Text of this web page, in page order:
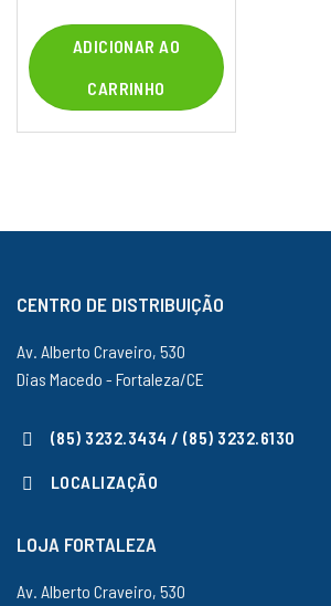
ADICIONAR AO
CARRINHO
CENTRO DE DISTRIBUIÇÃO
Av. Alberto Craveiro, 530
Dias Macedo - Fortaleza/CE
(85) 3232.3434 / (85) 3232.6130
LOCALIZAÇÃO
LOJA FORTALEZA
Av. Alberto Craveiro, 530